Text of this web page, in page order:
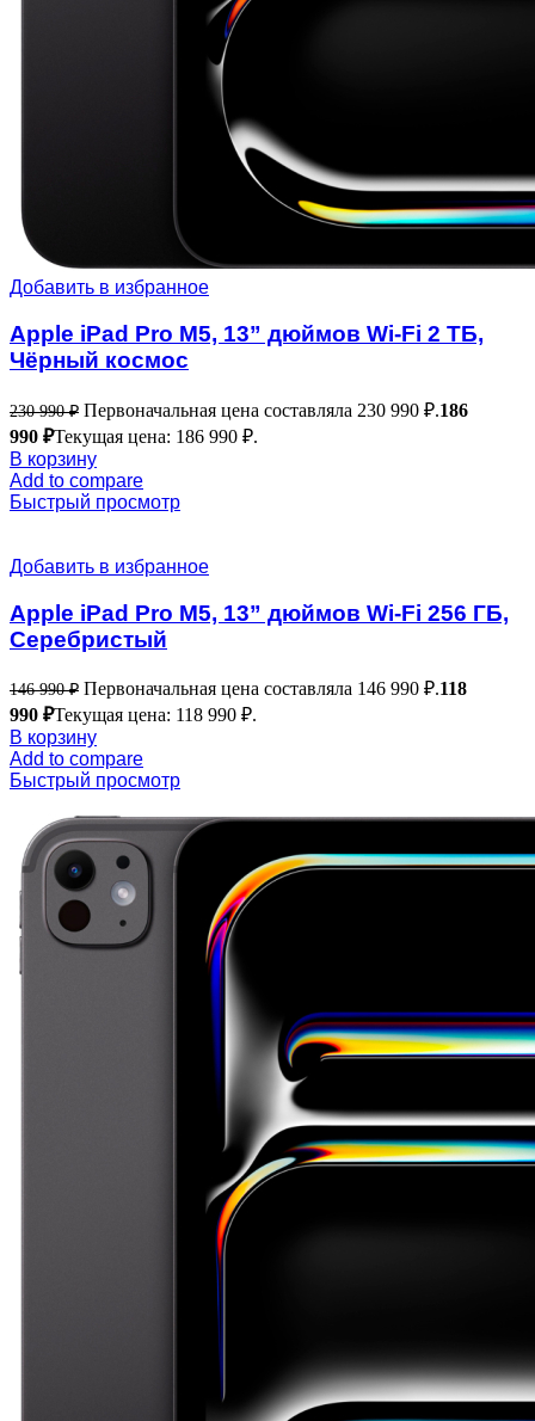
Добавить в избранное
Apple iPad Pro M5, 13” дюймов Wi-Fi 2 ТБ,
Чёрный космос
230 990₽ Первоначальная цена составляла 230 990 ₽.186
990 ₽Текущая цена: 186 990 ₽.
В корзину
Add to compare
Быстрый просмотр
Добавить в избранное
Apple iPad Pro M5, 13” дюймов Wi-Fi 256 ГБ,
Серебристый
146 990₽ Первоначальная цена составляла 146 990 ₽.118
990 ₽Текущая цена: 118 990 ₽.
В корзину
Add to compare
Быстрый просмотр